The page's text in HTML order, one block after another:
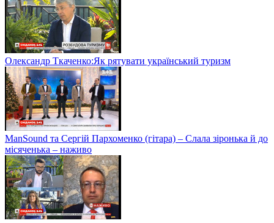
Олександр Ткаченко:Як рятувати український туризм
ManSound та Сергій Пархоменко (гітара) – Слала зіронька й до
місяченька – наживо